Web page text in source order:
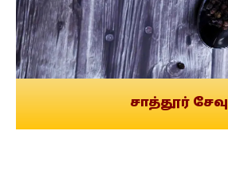
சாத்தூர் சேவு